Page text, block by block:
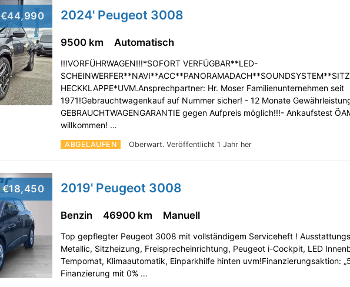
€44,990 2024' Peugeot 3008
ABGELAUFEN Oberwart. Veröffentlicht 1 Jahr her
9500 km Automatisch
!!!VORFÜHRWAGEN!!!*SOFORT VERFÜGBAR**LED-
HECKKLAPPE*UVM.Ansprechpartner: Hr. Moser Familienunternehmen seit
1971!Gebrauchtwagenkauf auf Nummer sicher! - 12 Monate
GEBRAUCHTWAGENGARANTIE gegen Aufpreis möglich!!!- Ankaufstest
willkommen! …
€18,450 2019' Peugeot 3008
Benzin 46900 km Manuell
Top gepflegter Peugeot 3008 mit vollständigem Serviceheft !
Metallic, Sitzheizung, Freisprecheinrichtung, Peugeot i-Cockpit, LED
Tempomat, Klimaautomatik, Einparkhilfe hinten uvm!Finanzierungsaktion:
Finanzierung mit 0% …